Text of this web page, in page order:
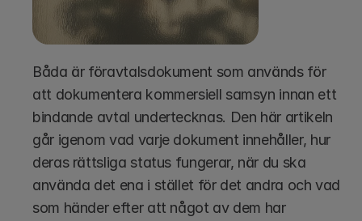
Båda är föravtalsdokument som används för
att dokumentera kommersiell samsyn innan ett
bindande avtal undertecknas. Den här artikeln
går igenom vad varje dokument innehåller, hur
deras rättsliga status fungerar, när du ska
använda det ena i stället för det andra och vad
som händer efter att något av dem har